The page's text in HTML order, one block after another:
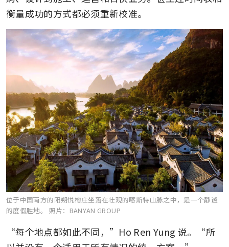
衡量成功的方式都必须重新校准。
位于中国南方的阳朔悦榕庄坐落在壮观的喀斯特山脉之中，是一个静谧
的度假胜地。 照片：BANYAN GROUP
“每个地点都如此不同，”Ho Ren Yung 说。“所